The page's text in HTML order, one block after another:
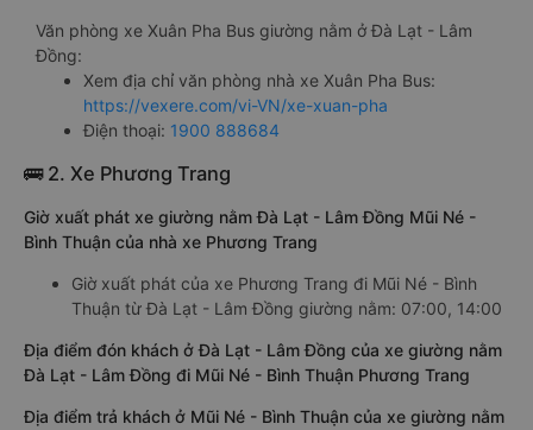
Văn phòng xe Xuân Pha Bus giường nằm ở Đà Lạt - Lâm
Đồng:
Xem địa chỉ văn phòng nhà xe Xuân Pha Bus:
https://vexere.com/vi-VN/xe-xuan-pha
Điện thoại: 1900 888684
🚌 2. Xe Phương Trang
Giờ xuất phát xe giường nằm Đà Lạt - Lâm Đồng Mũi Né -
Bình Thuận của nhà xe Phương Trang
Giờ xuất phát của xe Phương Trang đi Mũi Né - Bình
Thuận từ Đà Lạt - Lâm Đồng giường nằm: 07:00, 14:00
Địa điểm đón khách ở Đà Lạt - Lâm Đồng của xe giường nằm
Đà Lạt - Lâm Đồng đi Mũi Né - Bình Thuận Phương Trang
Địa điểm trả khách ở Mũi Né - Bình Thuận của xe giường nằm